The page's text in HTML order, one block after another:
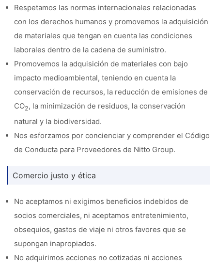
Respetamos las normas internacionales relacionadas
con los derechos humanos y promovemos la adquisición
de materiales que tengan en cuenta las condiciones
laborales dentro de la cadena de suministro.
Promovemos la adquisición de materiales con bajo
impacto medioambiental, teniendo en cuenta la
conservación de recursos, la reducción de emisiones de
CO2, la minimización de residuos, la conservación
natural y la biodiversidad.
Nos esforzamos por concienciar y comprender el Código
de Conducta para Proveedores de Nitto Group.
Comercio justo y ética
No aceptamos ni exigimos beneficios indebidos de
socios comerciales, ni aceptamos entretenimiento,
obsequios, gastos de viaje ni otros favores que se
supongan inapropiados.
No adquirimos acciones no cotizadas ni acciones